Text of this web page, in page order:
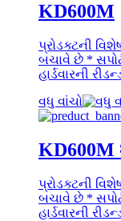
KD600M
પ્રોડક્ટની
બચાવે છે *
હાર્ડવારની
વધુ વાંચો
પ્રોડક્ટની
બચાવે છે *
હાર્ડવારની